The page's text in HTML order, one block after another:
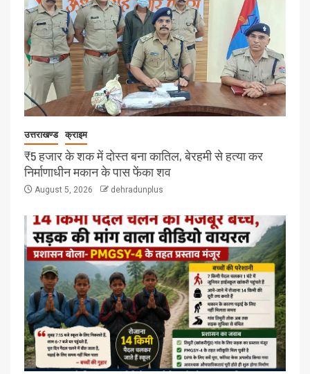
उत्तराखण्ड क्राइम
₹5 हजार के शक में दोस्त बना कातिल, बेरहमी से हत्या कर
निर्माणाधीन मकान के पास फेंका शव
August 5, 2026 dehradunplus